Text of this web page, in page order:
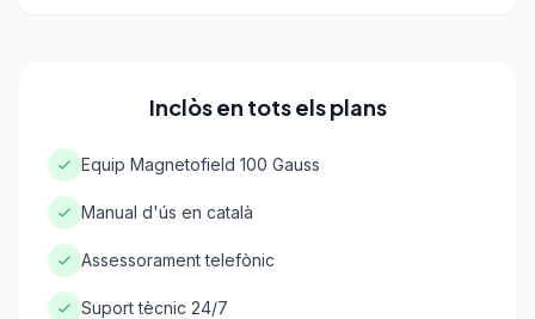
Inclòs en tots els plans
Equip Magnetofield 100 Gauss
Manual d'ús en català
Assessorament telefònic
Suport tècnic 24/7